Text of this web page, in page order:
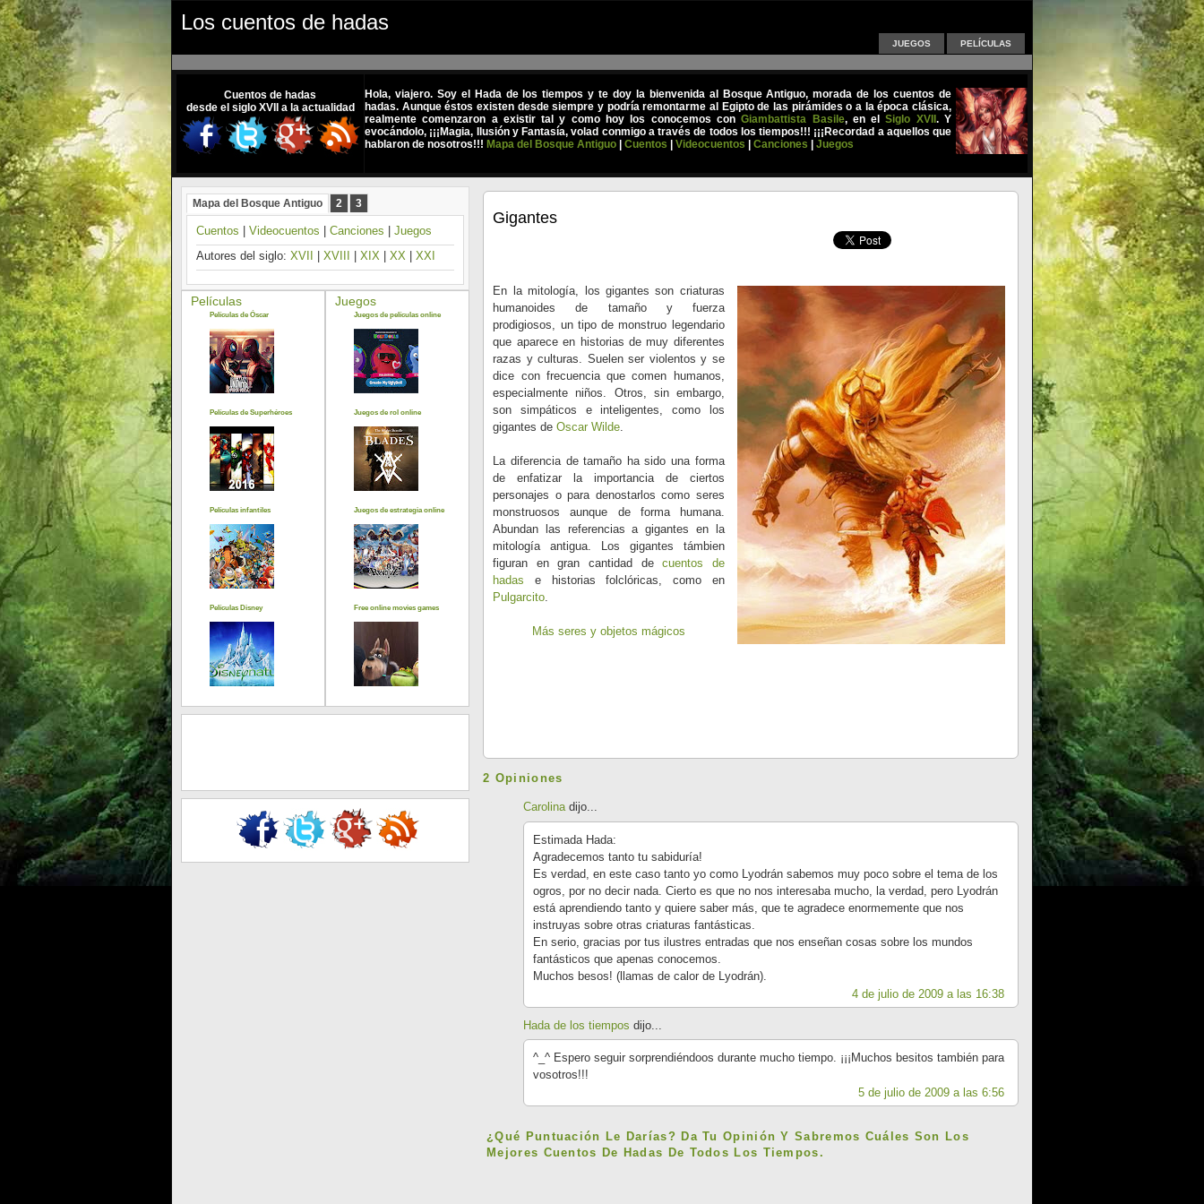
Los cuentos de hadas
JUEGOS PELÍCULAS
Cuentos de hadas
desde el siglo XVII a la actualidad
Hola, viajero. Soy el Hada de los tiempos y te doy la bienvenida al Bosque Antiguo, morada de los cuentos de
hadas. Aunque éstos existen desde siempre y podría remontarme al Egipto de las pirámides o a la época clásica,
realmente comenzaron a existir tal y como hoy los conocemos conGiambattista Basile, en elSiglo XVII . Y
evocándolo, ¡¡¡Magia, Ilusión y Fantasía, volad conmigo a través de todos los tiempos!!! ¡¡¡Recordad a aquellos que
hablaron de nosotros!!! Mapa del Bosque Antiguo Cuentos Videocuentos Canciones Juegos
Gigantes
En la mitología, los gigantes son criaturas
humanoides de tamaño y fuerza
prodigiosos, un tipo de monstruo legendario
que aparece en historias de muy diferentes
razas y culturas. Suelen ser violentos y se
dice con frecuencia que comen humanos,
especialmente niños. Otros, sin embargo,
son simpáticos e inteligentes, como los
gigantes deOscar Wilde.
La diferencia de tamaño ha sido una forma
de enfatizar la importancia de ciertos
personajes o para denostarlos como seres
monstruosos aunque de forma humana.
Abundan las referencias a gigantes en la
mitología antigua. Los gigantes támbien
figuran en gran cantidad decuentos de
hadas e historias folclóricas, como en
Pulgarcito.
Más seres y objetos mágicos
2 Opiniones
Carolinadijo...
Estimada Hada:
Agradecemos tanto tu sabiduría!
Es verdad, en este caso tanto yo como Lyodrán sabemos muy poco sobre el tema de los
ogros, por no decir nada. Cierto es que no nos interesaba mucho, la verdad, pero Lyodrán
está aprendiendo tanto y quiere saber más, que te agradece enormemente que nos
instruyas sobre otras criaturas fantásticas.
En serio, gracias por tus ilustres entradas que nos enseñan cosas sobre los mundos
fantásticos que apenas conocemos.
Muchos besos! (llamas de calor de Lyodrán).
4 de julio de 2009 a las 16:38
Hada de los tiempos dijo...
^_^ Espero seguir sorprendiéndoos durante mucho tiempo. ¡¡¡Muchos besitos también para
vosotros!!!
5 de julio de 2009 a las 6:56
¿Qué Puntuación Le Darías? Da Tu Opinión Y Sabremos Cuáles Son Los
Mejores Cuentos De Hadas De Todos Los Tiempos.
Mapa del Bosque Antiguo 2 3
Cuentos Videocuentos Canciones
Juegos
Autores del siglo: XVII XVIII XIX XX XXI
Películas
Películas de Óscar
Películas de Superhéroes
Películas infantiles
Películas Disney
Juegos
Juegos de películas online
Juegos de rol online
Juegos de estrategia online
Free online movies games